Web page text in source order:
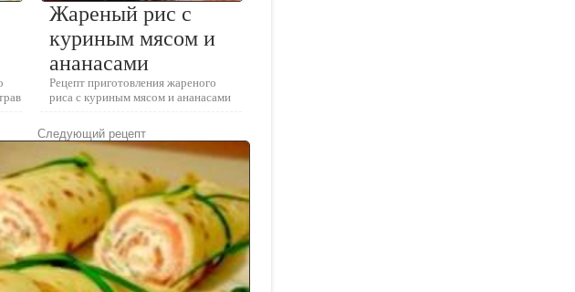
Жареный рис с
куриным мясом и
ананасами
Рецепт приготовления жареного
риса с куриным мясом и ананасами
Следующий рецепт